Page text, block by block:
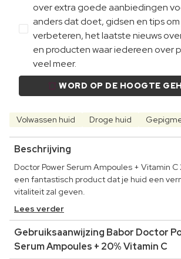
over extra goede aanbiedingen
anders dat doet, gidsen en tips
verbeteren, het laatste nieuws
en producten waar iedereen over
veel meer.
WORD OP DE HOOGTE
Volwassen huid Droge huid
Beschrijving
Doctor Power Serum Ampoules + Vitamin C
een fantastisch product dat je huid een
vitaliteit zal geven.
Lees verder
Gebruiksaanwijzing Babor Doctor
Serum Ampoules + 20% Vitamin C